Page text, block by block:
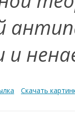
и
Скачать